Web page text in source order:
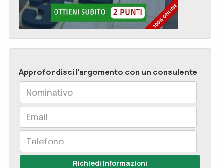
Approfondisci l'argomento con un consulente
Richiedi Informazioni